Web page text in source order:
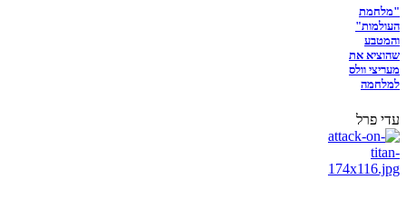
"מלחמת
העולמות"
והמטבע
שהוציא את
מעריצי וולס
למלחמה
עדי פרל